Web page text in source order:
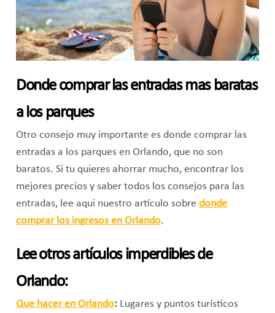
Donde comprar las entradas mas baratas
a los parques
Otro consejo muy importante es donde comprar las
entradas a los parques en Orlando, que no son
baratos. Si tu quieres ahorrar mucho, encontrar los
mejores precios y saber todos los consejos para las
entradas, lee aqui nuestro artículo sobre donde
comprar los ingresos en Orlando.
Lee otros artículos imperdibles de
Orlando:
Que hacer en Orlando:Lugares y puntos turísticos